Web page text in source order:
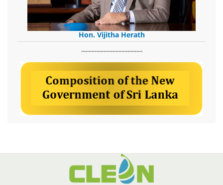
Hon. Vijitha Herath
​.........................................